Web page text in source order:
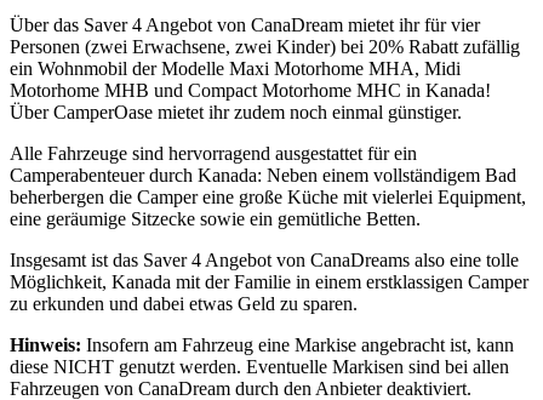
Über das Saver 4 Angebot von CanaDream mietet ihr für vier
Personen (zwei Erwachsene, zwei Kinder) bei 20% Rabatt zufällig
ein Wohnmobil der Modelle Maxi Motorhome MHA, Midi
Motorhome MHB und Compact Motorhome MHC in Kanada!
Über CamperOase mietet ihr zudem noch einmal günstiger.
Alle Fahrzeuge sind hervorragend ausgestattet für ein
Camperabenteuer durch Kanada: Neben einem vollständigem Bad
beherbergen die Camper eine große Küche mit vielerlei Equipment,
eine geräumige Sitzecke sowie ein gemütliche Betten.
Insgesamt ist das Saver 4 Angebot von CanaDreams also eine tolle
Möglichkeit, Kanada mit der Familie in einem erstklassigen Camper
zu erkunden und dabei etwas Geld zu sparen.
Hinweis: Insofern am Fahrzeug eine Markise angebracht ist, kann
diese NICHT genutzt werden. Eventuelle Markisen sind bei allen
Fahrzeugen von CanaDream durch den Anbieter deaktiviert.